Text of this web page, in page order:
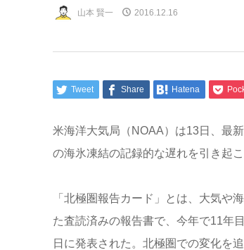
山本 賢一 2016.12.16
Tweet Share Hatena
米海洋大気局（NOAA）は13日、最
の海氷凍結の記録的な遅れを引き起
「北極圏報告カード」とは、大気や
た査読済みの報告書で、今年で11年
日に発表された。北極圏での変化を